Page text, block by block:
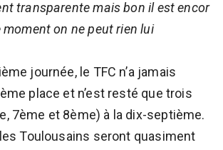
transparente mais bon il est encor
moment on ne peut rien lui
journée, le TFC n’a jamais
place et n’est resté que trois
7ème et 8ème) à la dix-septième.
Toulousains seront quasiment